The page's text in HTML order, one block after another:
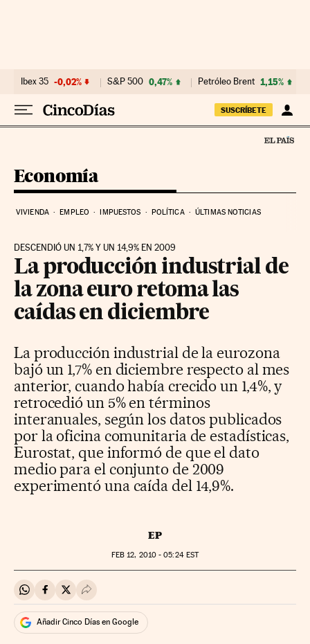
Ibex 35 -0,02% S&P 500 0,47% Petróleo Brent 1,15%
SUSCRÍBETE
Economía
VIVIENDA EMPLEO IMPUESTOS POLÍTICA ÚLTIMAS NOTICIAS
DESCENDIÓ UN 1,7% Y UN 14,9% EN 2009
La producción industrial de
la zona euro retoma las
caídas en diciembre
La producción industrial de la eurozona
bajó un 1,7% en diciembre respecto al mes
anterior, cuando había crecido un 1,4%, y
retrocedió un 5% en términos
interanuales, según los datos publicados
por la oficina comunitaria de estadísticas,
Eurostat, que informó de que el dato
medio para el conjunto de 2009
experimentó una caída del 14,9%.
EP
FEB 12, 2010 - 05:24EST
Compartir en Whatsapp
Compartir en Facebook
Compartir en Twitter
Desplegar Redes Sociales
Añadir Cinco Días en Google